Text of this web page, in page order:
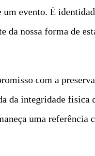
evento. É
nossa forma de
com a
da integridade
uma